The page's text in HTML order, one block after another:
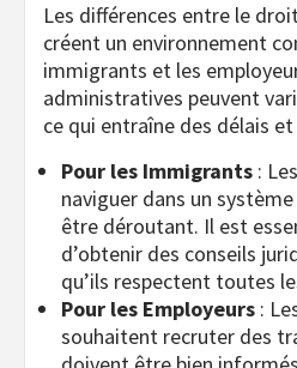
Les différences entre le
créent un environnement
immigrants et les
administratives peuvent
ce qui entraîne des délais
Pour les Immigrants :
naviguer dans un
être déroutant. Il est
d’obtenir des conseils
qu’ils respectent toutes
Pour les Employeurs :
souhaitent recruter des